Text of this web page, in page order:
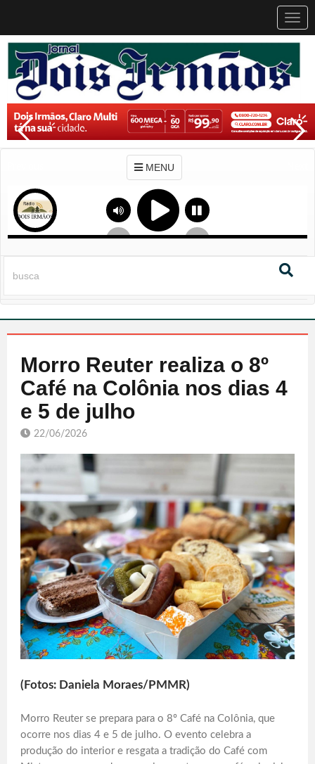
MENU
Morro Reuter realiza o 8º
Café na Colônia nos dias 4
e 5 de julho
22/06/2026
(Fotos: Daniela Moraes/PMMR)
Morro Reuter se prepara para o 8º Café na Colônia, que
ocorre nos dias 4 e 5 de julho. O evento celebra a
produção do interior e resgata a tradição do Café com